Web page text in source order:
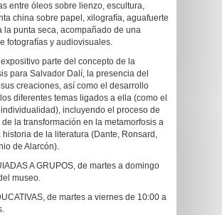
entre óleos sobre lienzo, escultura,
china sobre papel, xilografía, aguafuerte
la punta seca, acompañado de una
fotografías y audiovisuales.
parte del concepto de la
para Salvador Dalí, la presencia del
creaciones, así como el desarrollo
diferentes temas ligados a ella (como el
incluyendo el proceso de
la transformación en la metamorfosis a
historia de la literatura (Dante, Ronsard,
de Alarcón).
A GRUPOS, de martes a domingo
museo.
de martes a viernes de 10:00 a